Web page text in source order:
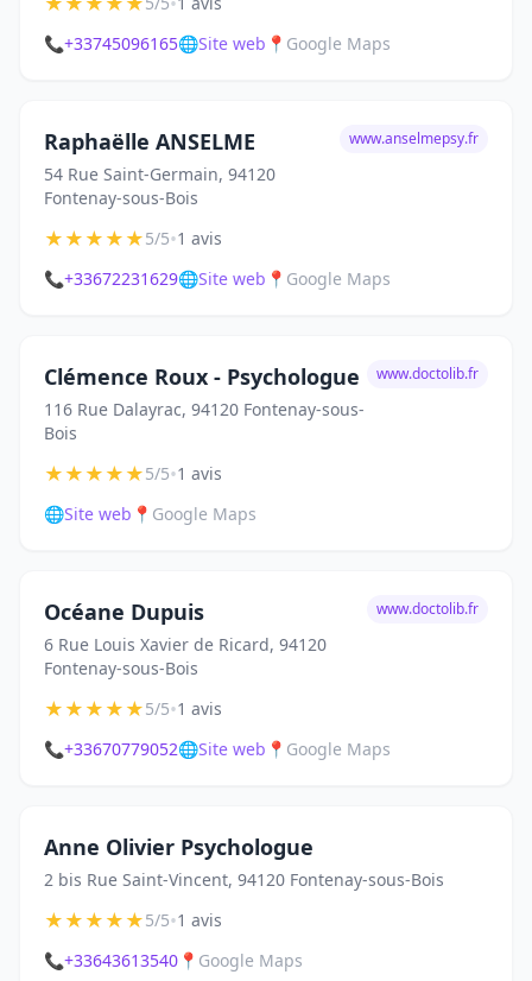
📞+33745096165🌐Site web 📍 Google Maps
Raphaëlle ANSELME
54 Rue Saint-Germain, 94120
Fontenay-sous-Bois
www.anselmepsy.fr
★★★★★5/5•1 avis
📞+33672231629🌐Site web 📍 Google Maps
Clémence Roux - Psychologue
116 Rue Dalayrac, 94120 Fontenay-sous-
Bois
www.doctolib.fr
★★★★★5/5•1 avis
🌐Site web 📍 Google Maps
Océane Dupuis
6 Rue Louis Xavier de Ricard, 94120
Fontenay-sous-Bois
www.doctolib.fr
★★★★★5/5•1 avis
📞+33670779052🌐Site web 📍 Google Maps
Anne Olivier Psychologue
2 bis Rue Saint-Vincent, 94120 Fontenay-sous-Bois
★★★★★5/5•1 avis
📞+33643613540 📍 Google Maps